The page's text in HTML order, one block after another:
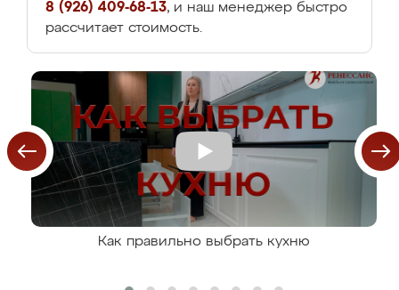
8 (926) 409-68-13, и наш менеджер быстро
рассчитает стоимость.
Как правильно выбрать кухню